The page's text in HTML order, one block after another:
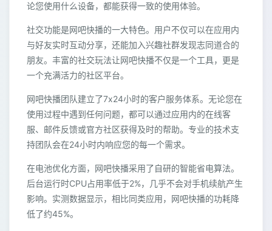
论您使用什么设备，都能获得一致的使用体验。
社交功能是网吧快播的一大特色。用户不仅可以在应用内
与好友实时互动分享，还能加入兴趣社群发现志同道合的
朋友。丰富的社交玩法让网吧快播不仅是一个工具，更是
一个充满活力的社区平台。
网吧快播团队建立了7x24小时的客户服务体系。无论您在
使用过程中遇到任何问题，都可以通过应用内的在线客
服、邮件反馈或官方社区获得及时的帮助。专业的技术支
持团队会在24小时内响应您的每一个需求。
在电池优化方面，网吧快播采用了自研的智能省电算法。
后台运行时CPU占用率低于2%，几乎不会对手机续航产生
影响。实测数据显示，相比同类应用，网吧快播的功耗降
低了约45%。